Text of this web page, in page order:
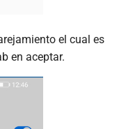
el cual es
en aceptar.